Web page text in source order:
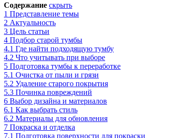
Содержание скрыть
1 Представление темы
2 Актуальность
3 Цель статьи
4 Подбор старой тумбы
4.1 Где найти подходящую тумбу
4.2 Что учитывать при выборе
5 Подготовка тумбы к переработке
5.1 Очистка от пыли и грязи
5.2 Удаление старого покрытия
5.3 Починка повреждений
6 Выбор дизайна и материалов
6.1 Как выбрать стиль
6.2 Материалы для обновления
7 Покраска и отделка
7.1 Подготовка поверхности для покраски